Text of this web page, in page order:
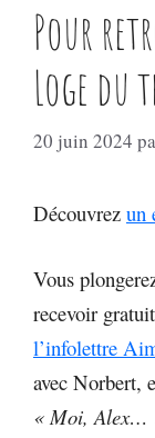
Pour
Loge du
20 juin 2024
Découvrez un
Vous
recevoir
l’infolettre
avec Norbert,
« Moi, Alex…